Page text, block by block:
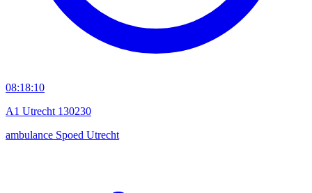
08:18:10
A1 Utrecht 130230
ambulance Spoed Utrecht